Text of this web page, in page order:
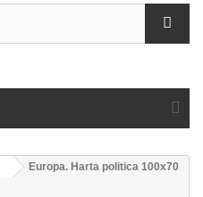
Europa. Harta politica 100x70